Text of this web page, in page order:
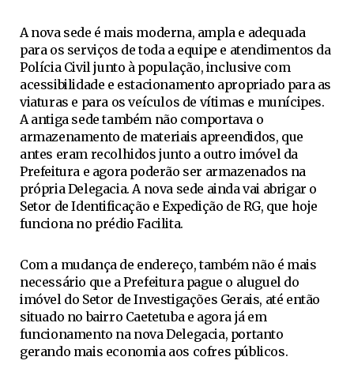
A nova sede é mais moderna, ampla e adequada
para os serviços de toda a equipe e atendimentos da
Polícia Civil junto à população, inclusive com
acessibilidade e estacionamento apropriado para as
viaturas e para os veículos de vítimas e munícipes.
A antiga sede também não comportava o
armazenamento de materiais apreendidos, que
antes eram recolhidos junto a outro imóvel da
Prefeitura e agora poderão ser armazenados na
própria Delegacia. A nova sede ainda vai abrigar o
Setor de Identificação e Expedição de RG, que hoje
funciona no prédio Facilita.
Com a mudança de endereço, também não é mais
necessário que a Prefeitura pague o aluguel do
imóvel do Setor de Investigações Gerais, até então
situado no bairro Caetetuba e agora já em
funcionamento na nova Delegacia, portanto
gerando mais economia aos cofres públicos.